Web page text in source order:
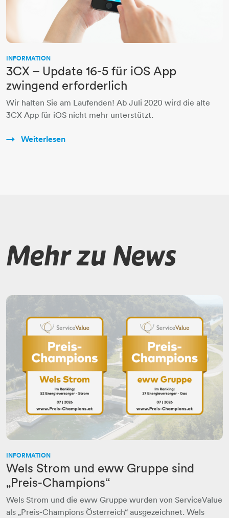
INFORMATION
3CX – Update 16-5 für iOS App
zwingend erforderlich
Wir halten Sie am Laufenden! Ab Juli 2020 wird die alte
3CX App für iOS nicht mehr unterstützt.
Weiterlesen
Mehr zu News
INFORMATION
Wels Strom und eww Gruppe sind
„Preis-Champions“
Wels Strom und die eww Gruppe wurden von ServiceValue
als „Preis-Champions Österreich“ ausgezeichnet. Wels